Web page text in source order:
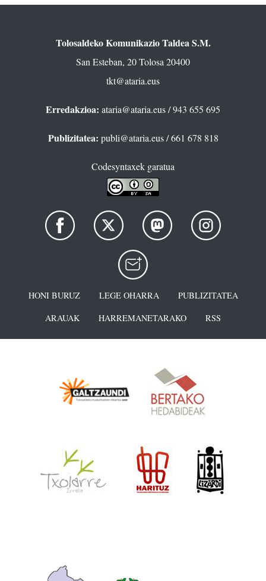
Tolosaldeko Komunikazio Taldea S.M.
San Esteban, 20 Tolosa 20400
tkt@ataria.eus
Erredakzioa: ataria@ataria.eus/ 943 655 695
Publizitatea: publi@ataria.eus/ 661 678 818
Codesyntaxek garatua
HONI BURUZ LEGE OHARRA
PUBLIZITATEA
ARAUAK
HARREMANETARAKO RSS